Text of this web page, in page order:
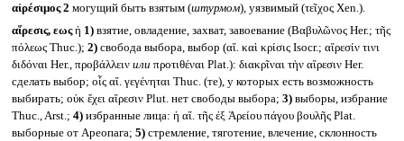
αἱρέσιμος 2 могущий быть взятым (штурмом), уязвимый (τεῖχος Xen.).
αἵρεσις, εωςἡ 1)взятие, овладение, захват, завоевание (Βαβυλῶνος Her.; τῆς
πόλεως Thuc.); 2)свобода выбора, выбор (αἵ. καὶ κρίσις Isocr.; αἵρεσίν τινι
διδόναι Her., προβάλλειν или προτιθέναι Plat.): διακρῖναι τὴν αἵρεσιν Her.
сделать выбор; οἷς αἵ. γεγένηται Thuc. (те), у которых есть возможность
выбирать; οὐκ ἔχει αἵρεσιν Plut. нет свободы выбора; 3)выборы, избрание
Thuc., Arst.; 4)избранные лица: ἡ αἵ. τῆς ἐξ Ἀρείου πάγου βουλῆς Plat.
выборные от Ареопага; 5)стремление, тяготение, влечение, склонность